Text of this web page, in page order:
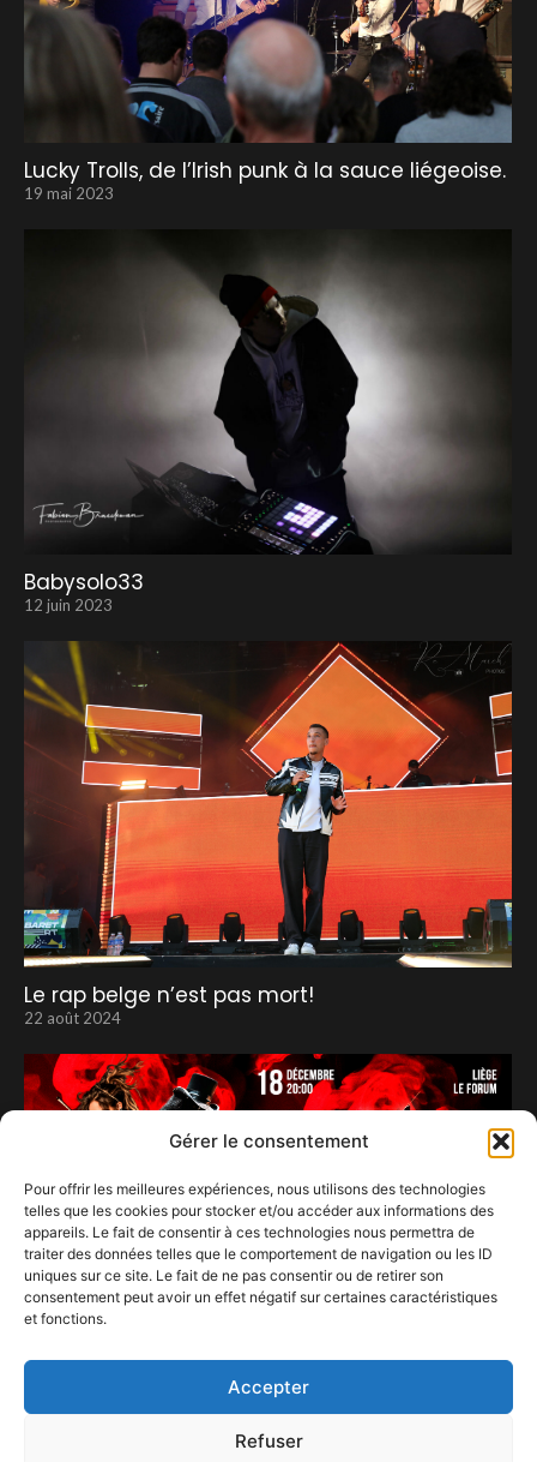
Gérer le consentement
Pour offrir les meilleures expériences, nous utilisons des technologies
telles que les cookies pour stocker et/ou accéder aux informations des
appareils. Le fait de consentir à ces technologies nous permettra de
traiter des données telles que le comportement de navigation ou les ID
uniques sur ce site. Le fait de ne pas consentir ou de retirer son
consentement peut avoir un effet négatif sur certaines caractéristiques
et fonctions.
Accepter
Refuser
Lucky Trolls, de l’Irish punk à la sauce liégeoise.
19 mai 2023
Babysolo33
12 juin 2023
Le rap belge n’est pas mort!
22 août 2024
11 décembre 2025